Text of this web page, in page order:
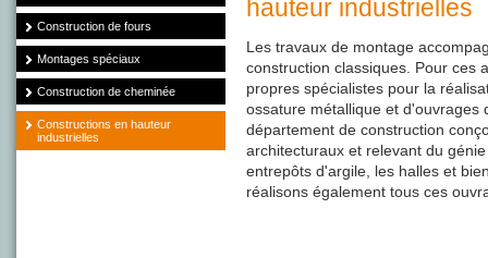
Construction de fours
Montages spéciaux
Construction de cheminée
Constructions en hauteur
industrielles
hauteur industrielles
Les travaux de montage
construction classiques. Pour ces
propres spécialistes pour la
ossature métallique et d'ouvrages
département de construction
architecturaux et relevant du
entrepôts d'argile, les halles et
réalisons également tous ces